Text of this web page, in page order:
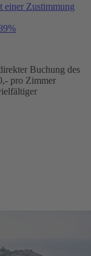
einer Zustimmung
Buchung des
pro Zimmer